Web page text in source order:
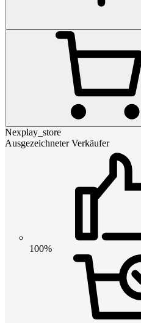
Nexplay_store
Ausgezeichneter Verkäufer
100%